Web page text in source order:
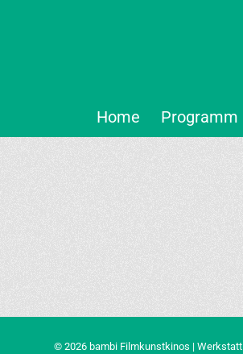
Home Programm
© 2026 bambi Filmkunstkinos | Werkstatt